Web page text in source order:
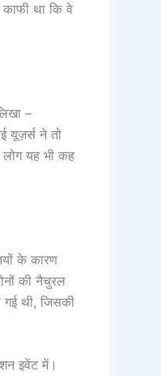
था कि वे
–
ने तो
यह भी कह
के कारण
की नैचुरल
गई थी, जिसकी
इवेंट में।